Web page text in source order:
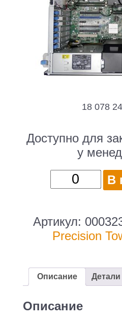
18 078
Доступно для
у
Количество
товара
Precision
T7810
2
E5-
В
Артикул:
Precision
Описание Детали
Описание